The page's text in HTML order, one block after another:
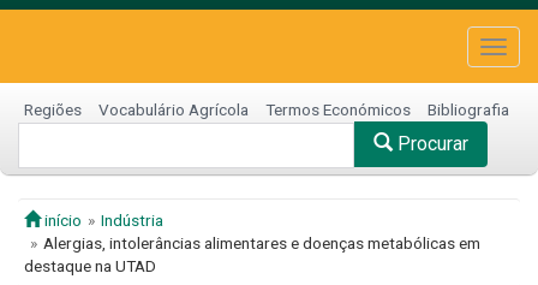
Regiões Vocabulário Agrícola Termos Económicos Bibliografia
Procurar
início
Indústria
Alergias, intolerâncias alimentares e doenças metabólicas em
destaque na UTAD